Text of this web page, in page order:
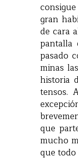
gran
de cara
pantalla
pasado
minas
historia
tensos.
que
mucho
que